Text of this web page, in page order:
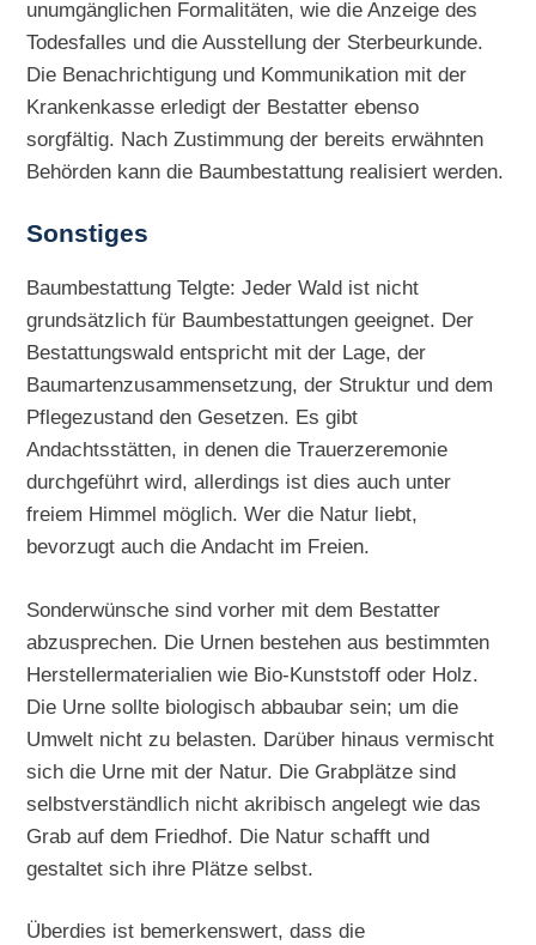
unumgänglichen Formalitäten, wie die Anzeige des
Todesfalles und die Ausstellung der Sterbeurkunde.
Die Benachrichtigung und Kommunikation mit der
Krankenkasse erledigt der Bestatter ebenso
sorgfältig. Nach Zustimmung der bereits erwähnten
Behörden kann die Baumbestattung realisiert werden.
Sonstiges
Baumbestattung Telgte: Jeder Wald ist nicht
grundsätzlich für Baumbestattungen geeignet. Der
Bestattungswald entspricht mit der Lage, der
Baumartenzusammensetzung, der Struktur und dem
Pflegezustand den Gesetzen. Es gibt
Andachtsstätten, in denen die Trauerzeremonie
durchgeführt wird, allerdings ist dies auch unter
freiem Himmel möglich. Wer die Natur liebt,
bevorzugt auch die Andacht im Freien.
Sonderwünsche sind vorher mit dem Bestatter
abzusprechen. Die Urnen bestehen aus bestimmten
Herstellermaterialien wie Bio-Kunststoff oder Holz.
Die Urne sollte biologisch abbaubar sein; um die
Umwelt nicht zu belasten. Darüber hinaus vermischt
sich die Urne mit der Natur. Die Grabplätze sind
selbstverständlich nicht akribisch angelegt wie das
Grab auf dem Friedhof. Die Natur schafft und
gestaltet sich ihre Plätze selbst.
Überdies ist bemerkenswert, dass die